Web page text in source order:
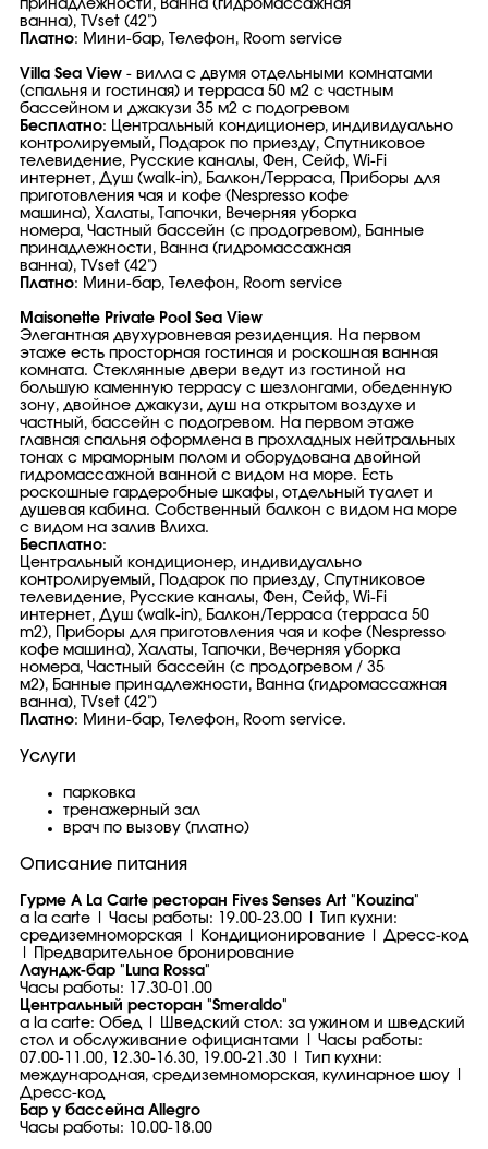
принадлежности, Ванна (гидромассажная
ванна), TVset (42")
Платно: Мини-бар, Телефон, Room service
Villa Sea View - вилла с двумя отдельными комнатами
(спальня и гостиная) и терраса 50 м2 с частным
бассейном и джакузи 35 м2 с подогревом
Бесплатно: Центральный кондиционер, индивидуально
контролируемый, Подарок по приезду, Спутниковое
телевидение, Русские каналы, Фен, Сейф, Wi-Fi
интернет, Душ (walk-in), Балкон/Терраса, Приборы для
приготовления чая и кофе (Nespresso кофе
машина), Халаты, Тапочки, Вечерняя уборка
номера, Частный бассейн (с продогревом), Банные
принадлежности, Ванна (гидромассажная
ванна), TVset (42")
Платно: Мини-бар, Телефон, Room service
Maisonette Private Pool Sea View
Элегантная двухуровневая резиденция. На первом
этаже есть просторная гостиная и роскошная ванная
комната. Стеклянные двери ведут из гостиной на
большую каменную террасу с шезлонгами, обеденную
зону, двойное джакузи, душ на открытом воздухе и
частный, бассейн с подогревом. На первом этаже
главная спальня оформлена в прохладных нейтральных
тонах с мраморным полом и оборудована двойной
гидромассажной ванной с видом на море. Есть
роскошные гардеробные шкафы, отдельный туалет и
душевая кабина. Собственный балкон с видом на море
с видом на залив Влиха.
Бесплатно:
Центральный кондиционер, индивидуально
контролируемый, Подарок по приезду, Спутниковое
телевидение, Русские каналы, Фен, Сейф, Wi-Fi
интернет, Душ (walk-in), Балкон/Терраса (терраса 50
m2), Приборы для приготовления чая и кофе (Nespresso
кофе машина), Халаты, Тапочки, Вечерняя уборка
номера, Частный бассейн (с продогревом / 35
м2), Банные принадлежности, Ванна (гидромассажная
ванна), TVset (42")
Платно: Мини-бар, Телефон, Room service.
Услуги
парковка
тренажерный зал
врач по вызову (платно)
Описание питания
Гурме A La Carte ресторан Fives Senses Art "Kouzina"
a la carte | Часы работы: 19.00-23.00 | Тип кухни:
средиземноморская | Кондиционирование | Дресс-код
| Предварительное бронирование
Лаундж-бар "Luna Rossa"
Часы работы: 17.30-01.00
Центральный ресторан "Smeraldo"
a la carte: Обед | Шведский стол: за ужином и шведский
стол и обслуживание официантами | Часы работы:
07.00-11.00, 12.30-16.30, 19.00-21.30 | Тип кухни:
международная, средиземноморская, кулинарное шоу |
Дресс-код
Бар у бассейна Allegro
Часы работы: 10.00-18.00